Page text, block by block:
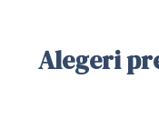
Alegeri